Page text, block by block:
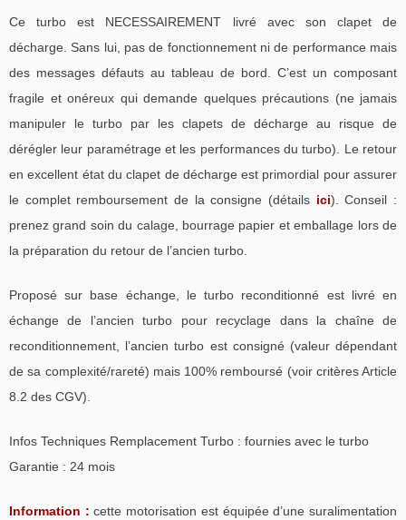
Ce turbo est NECESSAIREMENT livré avec son clapet de
décharge. Sans lui, pas de fonctionnement ni de performance mais
des messages défauts au tableau de bord. C’est un composant
fragile et onéreux qui demande quelques précautions (ne jamais
manipuler le turbo par les clapets de décharge au risque de
dérégler leur paramétrage et les performances du turbo). Le retour
en excellent état du clapet de décharge est primordial pour assurer
le complet remboursement de la consigne (détails ici). Conseil :
prenez grand soin du calage, bourrage papier et emballage lors de
la préparation du retour de l’ancien turbo.
Proposé sur base échange, le turbo reconditionné est livré en
échange de l’ancien turbo pour recyclage dans la chaîne de
reconditionnement, l’ancien turbo est consigné (valeur dépendant
de sa complexité/rareté) mais 100% remboursé (voir critères Article
8.2 des CGV).
Infos Techniques Remplacement Turbo : fournies avec le turbo
Garantie : 24 mois
Information : cette motorisation est équipée d’une suralimentation